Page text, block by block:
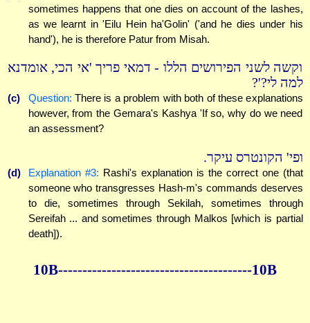
sometimes happens that one dies on account of the lashes,
as we learnt in 'Eilu Hein ha'Golin' ('and he dies under his
hand'), he is therefore Patur from Misah.
וקשה לשני הפירושים הללו - דמאי פריך 'אי הכי, אומדנא
למה לי?'?
(c) Question: There is a problem with both of these explanations
however, from the Gemara's Kashya 'If so, why do we need
an assessment?
ופי' הקונטרס עיקר.
(d) Explanation #3: Rashi's explanation is the correct one (that
someone who transgresses Hash-m's commands deserves
to die, sometimes through Sekilah, sometimes through
Sereifah ... and sometimes through Malkos [which is partial
death]).
10B----------------------------------------10B